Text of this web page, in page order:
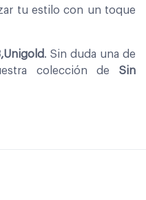
tu estilo con un toque
. Sin duda una de
colección de Sin